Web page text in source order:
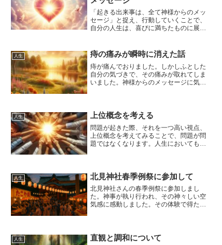
「起きる出来事は、全て神様からのメッ
セージ」と捉え、行動していくことで、
自分の人生は、喜びに満ちたものに展開
人生 痔の痛みが瞬時に消えた話
痔が痛んでおりました。しかしふとした
自分の気づきで、その痛みが取れてしま
いました。神様からのメッセージに気づ
人生 上位概念を考える
問題が起きた際、それを一つ高い視点、
上位概念を考えてみることで、問題が問
題ではなくなります。人生においても、
人生 北見神社春季例祭に参加して
北見神社さんの春季例祭に参加しまし
た。神事が執り行われ、その神々しい空
気感に感動しました。その体験で得た気
人生 直観と調和について